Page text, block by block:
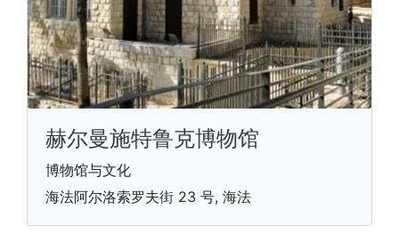
赫尔曼施特鲁克博物馆
博物馆与文化
海法阿尔洛索罗夫街 23 号, 海法